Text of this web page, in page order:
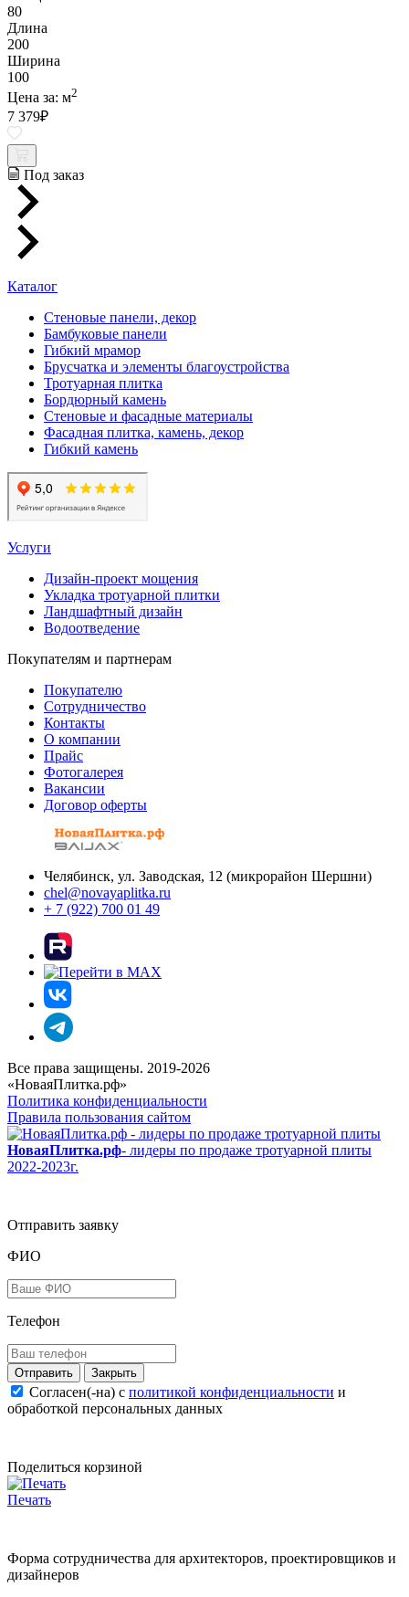
80
Длина
200
Ширина
100
Цена за: м2
7 379₽
Под заказ
Каталог
Стеновые панели, декор
Бамбуковые панели
Гибкий мрамор
Брусчатка и элементы благоустройства
Тротуарная плитка
Бордюрный камень
Стеновые и фасадные материалы
Фасадная плитка, камень, декор
Гибкий камень
Услуги
Дизайн-проект мощения
Укладка тротуарной плитки
Ландшафтный дизайн
Водоотведение
Покупателям и партнерам
Покупателю
Сотрудничество
Контакты
О компании
Прайс
Фотогалерея
Вакансии
Договор оферты
Челябинск, ул. Заводская, 12 (микрорайон Шершни)
chel@novayaplitka.ru
+ 7 (922) 700 01 49
Все права защищены. 2019-2026
«НоваяПлитка.рф»
Политика конфиденциальности
Правила пользования сайтом
НоваяПлитка.рф- лидеры по продаже тротуарной плиты
2022-2023г.
Отправить заявку
ФИО
Телефон
Закрыть
Согласен(-на) c политикой конфиденциальности и
обработкой персональных данных
Поделиться корзиной
Печать
Форма сотрудничества для архитекторов, проектировщиков и
дизайнеров